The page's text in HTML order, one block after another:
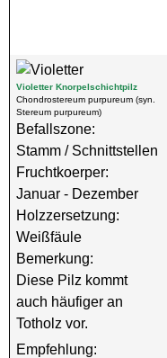
Violetter Knorpelschichtpilz
Chondrostereum purpureum (syn.
Stereum purpureum)
Befallszone:
Stamm / Schnittstellen
Fruchtkoerper:
Januar - Dezember
Holzzersetzung:
Weißfäule
Bemerkung:
Diese Pilz kommt
auch häufiger an
Totholz vor.
Empfehlung: